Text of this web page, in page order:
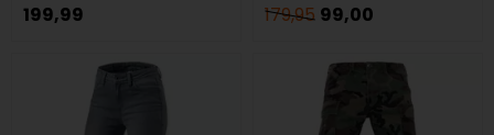
199,99
179,95 99,00